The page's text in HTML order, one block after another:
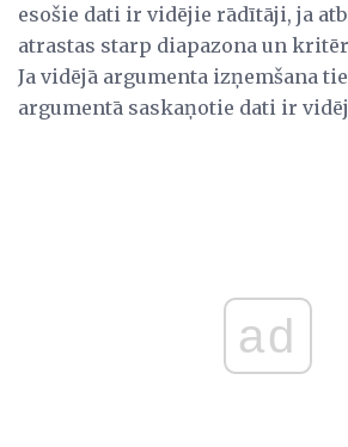
esošie dati ir vidējie rādītāji, ja
atrastas starp diapazona un
Ja vidējā argumenta izņemšana
argumentā saskaņotie dati ir
ad